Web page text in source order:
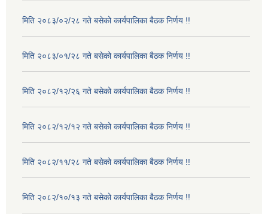
मिति २०८३/०२/२८ गते बसेको कार्यपालिका बैठक निर्णय !!
मिति २०८३/०१/२८ गते बसेको कार्यपालिका बैठक निर्णय !!
मिति २०८२/१२/२६ गते बसेको कार्यपालिका बैठक निर्णय !!
मिति २०८२/१२/१२ गते बसेको कार्यपालिका बैठक निर्णय !!
मिति २०८२/११/२८ गते बसेको कार्यपालिका बैठक निर्णय !!
मिति २०८२/१०/१३ गते बसेको कार्यपालिका बैठक निर्णय !!